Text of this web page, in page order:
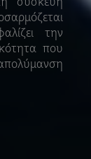
για να
του
διαφόρων
ένα μόνο